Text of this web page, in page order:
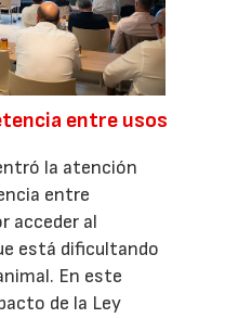
entre usos
la atención
entre
acceder al
está dificultando
En este
de la Ley